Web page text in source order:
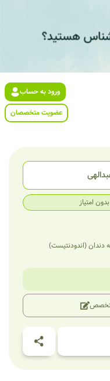
ورود به حساب
عضویت متخصصان
بدون امتیاز
(اندودنتیست)
متخصص